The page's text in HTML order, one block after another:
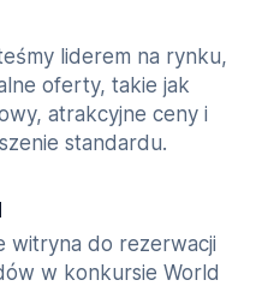
liderem na rynku,
oferty, takie jak
atrakcyjne ceny i
standardu.
witryna do rezerwacji
w konkursie World